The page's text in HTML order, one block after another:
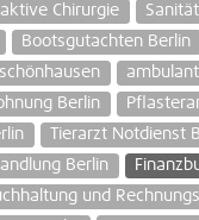
Chirurgie
Bootsgutachten Berlin
Berlin
Tierarzt Notdienst
Berlin
und